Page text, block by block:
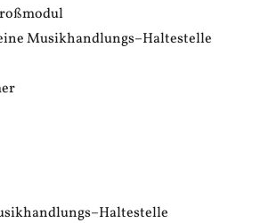
Musikhandlungs–Haltestelle